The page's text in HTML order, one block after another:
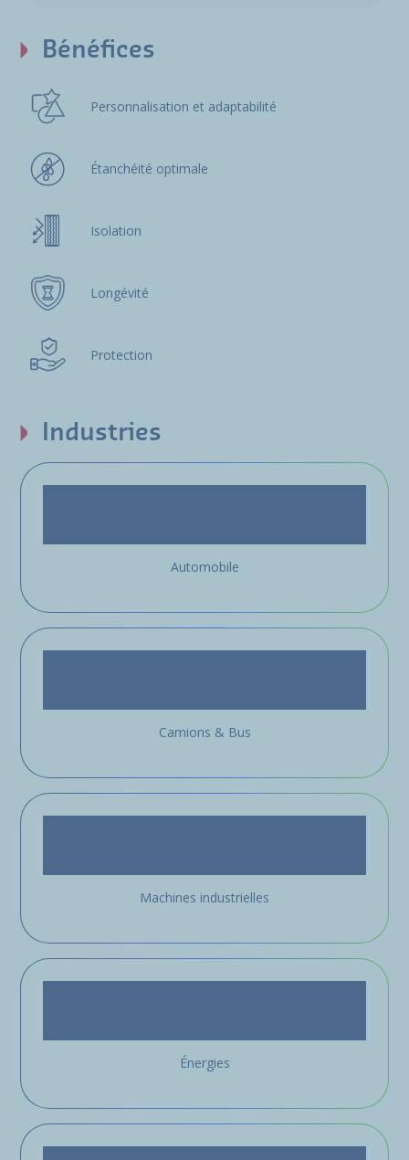
Bénéfices
Personnalisation et adaptabilité
Étanchéité optimale
Isolation
Longévité
Protection
Industries
Automobile
Camions & Bus
Machines industrielles
Énergies